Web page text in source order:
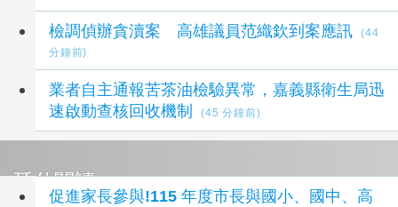
檢調偵辦貪瀆案 高雄議員范織欽到案應訊
(44
分鐘前)
業者自主通報苦茶油檢驗異常，嘉義縣衛生局迅
速啟動查核回收機制
(45 分鐘前)
延伸閱讀
促進家長參與!115 年度市長與國小、國中、高